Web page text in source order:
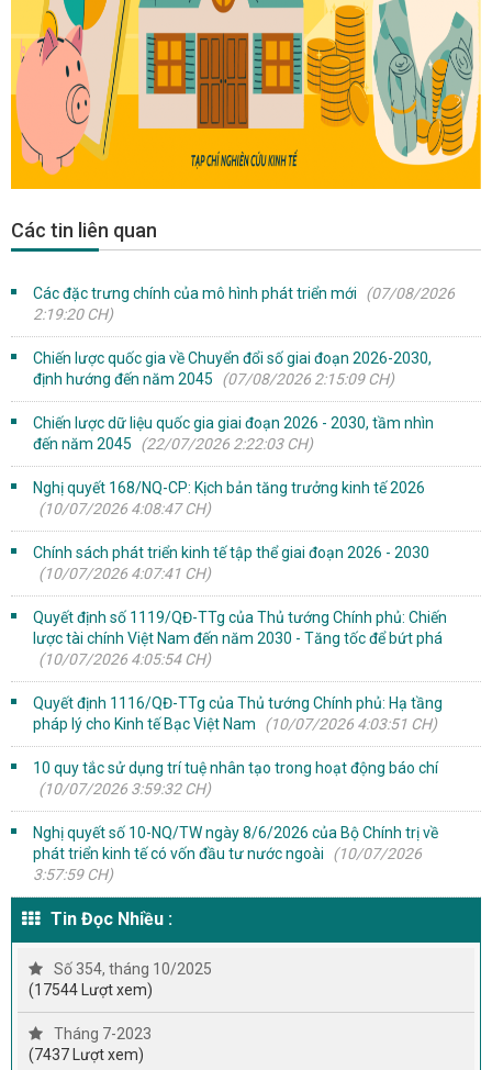
Các tin liên quan
Các đặc trưng chính của mô hình phát triển mới
(07/08/2026
2:19:20 CH)
Chiến lược quốc gia về Chuyển đổi số giai đoạn 2026-2030,
định hướng đến năm 2045
(07/08/2026 2:15:09 CH)
Chiến lược dữ liệu quốc gia giai đoạn 2026 - 2030, tầm nhìn
đến năm 2045
(22/07/2026 2:22:03 CH)
Nghị quyết 168/NQ-CP: Kịch bản tăng trưởng kinh tế 2026
(10/07/2026 4:08:47 CH)
Chính sách phát triển kinh tế tập thể giai đoạn 2026 - 2030
(10/07/2026 4:07:41 CH)
Quyết định số 1119/QĐ-TTg của Thủ tướng Chính phủ: Chiến
lược tài chính Việt Nam đến năm 2030 - Tăng tốc để bứt phá
(10/07/2026 4:05:54 CH)
Quyết định 1116/QĐ-TTg của Thủ tướng Chính phủ: Hạ tầng
pháp lý cho Kinh tế Bạc Việt Nam
(10/07/2026 4:03:51 CH)
10 quy tắc sử dụng trí tuệ nhân tạo trong hoạt động báo chí
(10/07/2026 3:59:32 CH)
Nghị quyết số 10-NQ/TW ngày 8/6/2026 của Bộ Chính trị về
phát triển kinh tế có vốn đầu tư nước ngoài
(10/07/2026
3:57:59 CH)
Tin Đọc Nhiều :
Số 354, tháng 10/2025
(17544 Lượt xem)
Tháng 7-2023
(7437 Lượt xem)